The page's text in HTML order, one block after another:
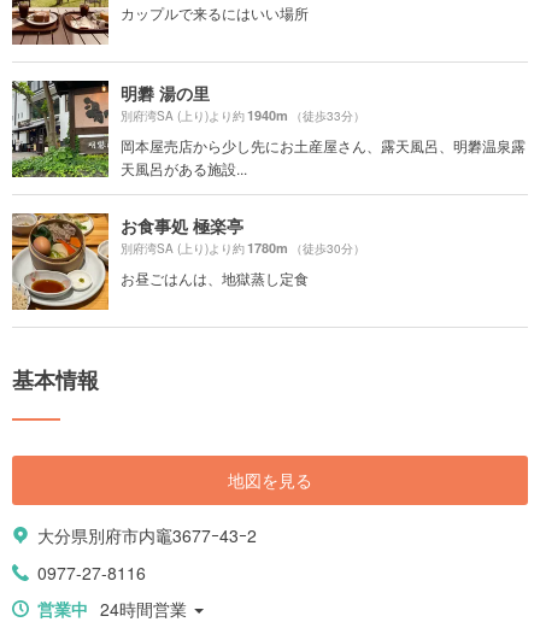
カップルで来るにはいい場所
明礬 湯の里
別府湾SA (上り)より約1940m （徒歩33分）
岡本屋売店から少し先にお土産屋さん、露天風呂、明礬温泉露
天風呂がある施設...
お食事処 極楽亭
別府湾SA (上り)より約1780m （徒歩30分）
お昼ごはんは、地獄蒸し定食
基本情報
地図を見る
大分県別府市内竈3677ｰ43ｰ2
0977-27-8116
営業中 24時間営業